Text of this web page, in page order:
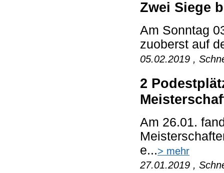
Zwei Siege
Am Sonntag
zuoberst auf
05.02.2019 ,
2
Am 26.01.
e...> mehr
27.01.2019 ,